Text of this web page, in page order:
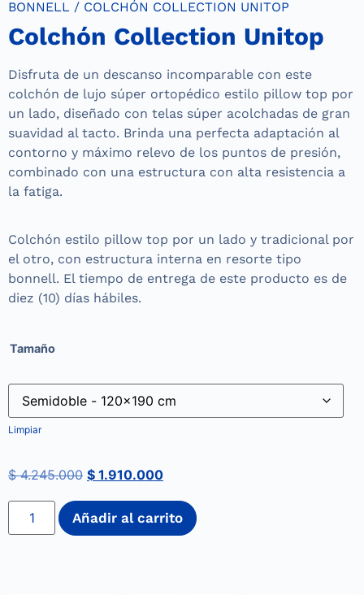
BONNELL / COLCHÓN COLLECTION UNITOP
Colchón Collection Unitop
Disfruta de un descanso incomparable con este
colchón de lujo súper ortopédico estilo pillow top por
un lado, diseñado con telas súper acolchadas de gran
suavidad al tacto. Brinda una perfecta adaptación al
contorno y máximo relevo de los puntos de presión,
combinado con una estructura con alta resistencia a
la fatiga.
Colchón estilo pillow top por un lado y tradicional por
el otro, con estructura interna en resorte tipo
bonnell. El tiempo de entrega de este producto es de
diez (10) días hábiles.
Tamaño
Limpiar
$4.245.000 $ 1.910.000
Añadir al carrito